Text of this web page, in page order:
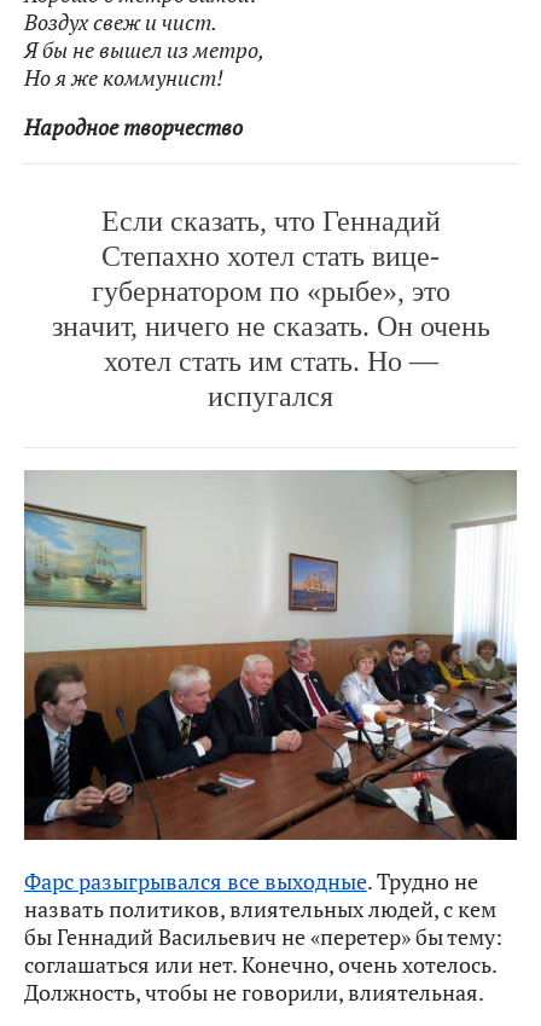
Воздух свеж и чист.
Я бы не вышел из метро,
Но я же коммунист!
Народное творчество
Если сказать, что Геннадий
Степахно хотел стать вице-
губернатором по «рыбе», это
значит, ничего не сказать. Он очень
хотел стать им стать. Но —
испугался
Фарс разыгрывался все выходные. Трудно не
назвать политиков, влиятельных людей, с кем
бы Геннадий Васильевич не «перетер» бы тему:
соглашаться или нет. Конечно, очень хотелось.
Должность, чтобы не говорили, влиятельная.